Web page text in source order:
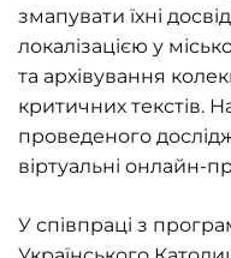
змапувати їхні
локалізацією у
та архівування
критичних текстів.
проведеного
віртуальні онлайн-
У співпраці з